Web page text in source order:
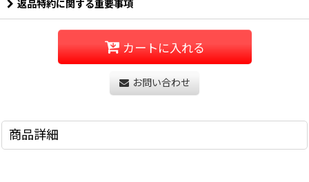
返品特約に関する重要事項
カートに入れる
お問い合わせ
商品詳細